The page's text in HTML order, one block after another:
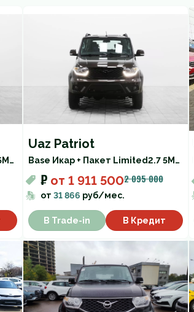
2.7 5МТ (150 л.с.)
Uaz Patriot
Base Икар + Пакет Limited 2.7 5МТ (150 л.с.)
₽ от 1 911 5002 095 000
от 31 866 руб/мес.
В Trade-in В Кредит